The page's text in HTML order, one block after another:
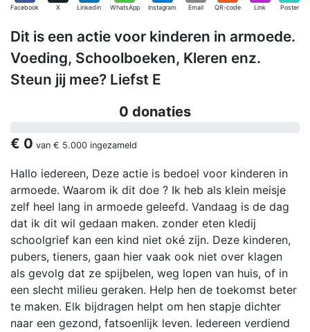
Facebook X Linkedin WhatsApp Instagram Email QR-code Link Poster
Dit is een actie voor kinderen in armoede.
Voeding, Schoolboeken, Kleren enz.
Steun jij mee? Liefst E
0 donaties
€ 0 van € 5.000 ingezameld
Hallo iedereen, Deze actie is bedoel voor kinderen in
armoede. Waarom ik dit doe ? Ik heb als klein meisje
zelf heel lang in armoede geleefd. Vandaag is de dag
dat ik dit wil gedaan maken. zonder eten kledij
schoolgrief kan een kind niet oké zijn. Deze kinderen,
pubers, tieners, gaan hier vaak ook niet over klagen
als gevolg dat ze spijbelen, weg lopen van huis, of in
een slecht milieu geraken. Help hen de toekomst beter
te maken. Elk bijdragen helpt om hen stapje dichter
naar een gezond, fatsoenlijk leven. Iedereen verdiend